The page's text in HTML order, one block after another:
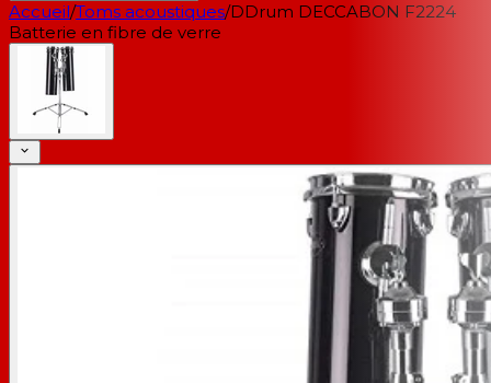
Accueil/Toms acoustiques/DDrum DECCABON F2224
Batterie en fibre de verre